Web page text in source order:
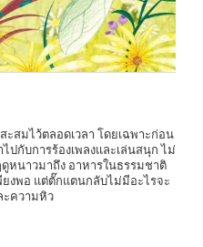
สมไว้ตลอดเวลา โดยเฉพาะก่อน
กับการร้องเพลงและเล่นสนุก ไม่
หนาวมาถึง อาหารในธรรมชาติ
งพอ แต่ตั๊กแตนกลับไม่มีอะไรจะ
ะความหิว